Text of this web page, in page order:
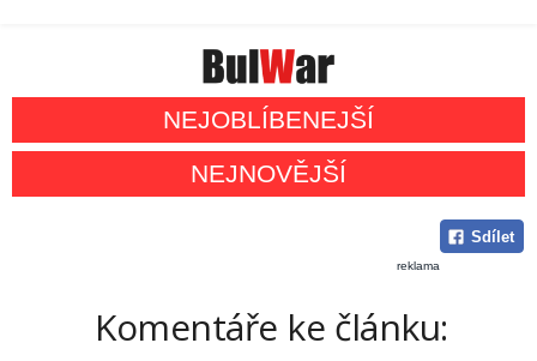
NEJOBLÍBENEJŠÍ
NEJNOVĚJŠÍ
Sdílet
reklama
Komentáře ke článku: